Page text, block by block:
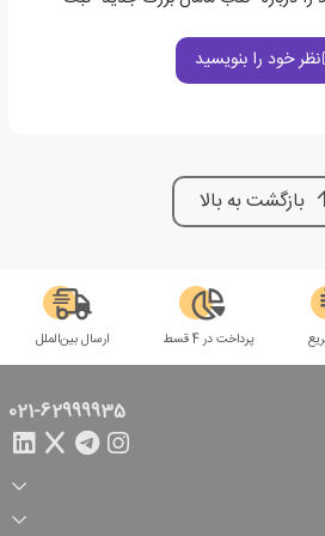
نظر خود را بنویسید
بازگشت به بالا
پرداخت در 4 قسط ارسال بین‌الملل
021-62999935